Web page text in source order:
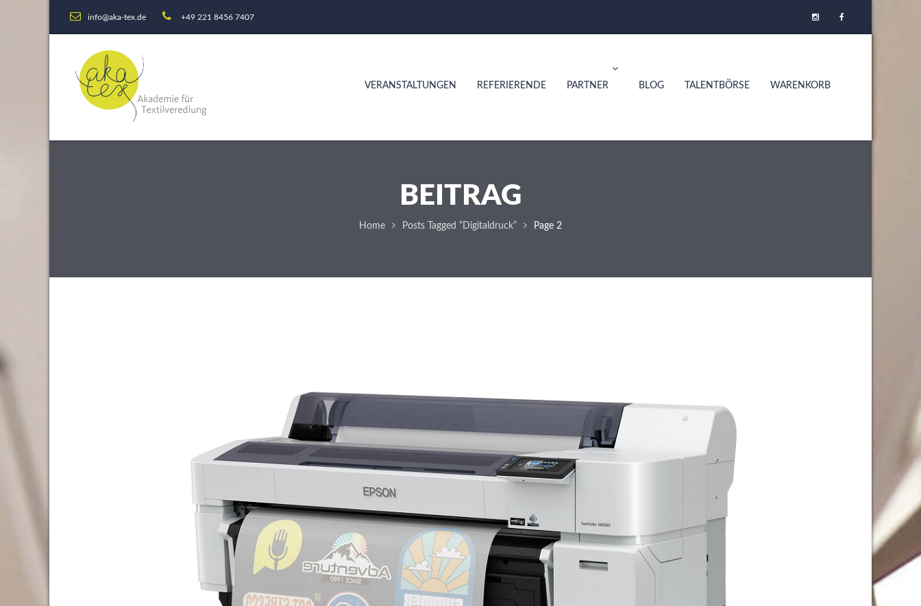
info@aka-tex.de +49 221 8456 7407
VERANSTALTUNGEN REFERIERENDE PARTNER BLOG TALENTBÖRSE WARENKORB
BEITRAG
Home Posts Tagged “Digitaldruck” Page 2